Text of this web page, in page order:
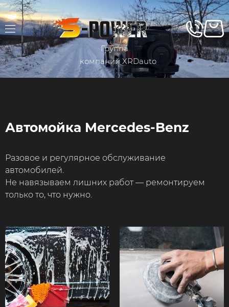
Группа
компаний XRDauto
Автомойка Mercedes-Benz​
Разовое и регулярное обслуживание
автомобилей.
Не навязываем лишних работ —​ ремонтируем
только то, что нужно​​.